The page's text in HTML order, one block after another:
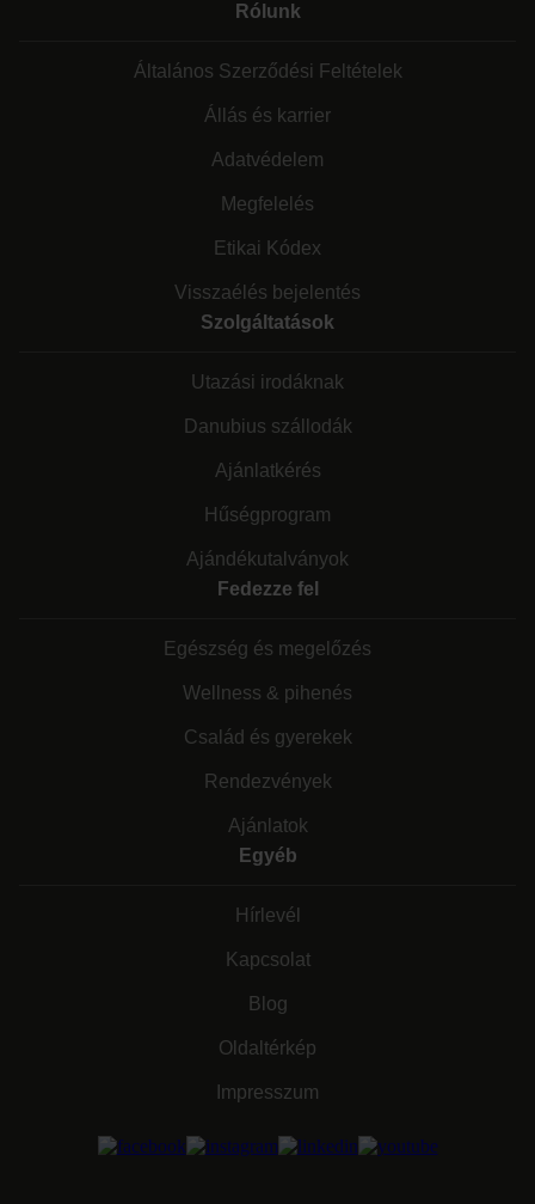
Rólunk
Általános Szerződési Feltételek
Állás és karrier
Adatvédelem
Megfelelés
Etikai Kódex
Visszaélés bejelentés
Szolgáltatások
Utazási irodáknak
Danubius szállodák
Ajánlatkérés
Hűségprogram
Ajándékutalványok
Fedezze fel
Egészség és megelőzés
Wellness & pihenés
Család és gyerekek
Rendezvények
Ajánlatok
Egyéb
Hírlevél
Kapcsolat
Blog
Oldaltérkép
Impresszum